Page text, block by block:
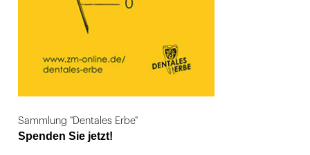
Sammlung "Dentales Erbe"
Spenden Sie jetzt!